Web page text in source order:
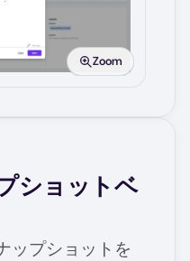
Zoom
ショットベ
ップショットを